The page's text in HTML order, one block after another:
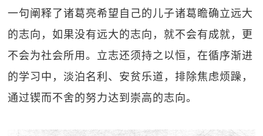
一句阐释了诸葛亮希望自己的儿子诸葛瞻确立远大
的志向，如果没有远大的志向，就不会有成就，更
不会为社会所用。立志还须持之以恒，在循序渐进
的学习中，淡泊名利、安贫乐道，排除焦虑烦躁，
通过锲而不舍的努力达到崇高的志向。